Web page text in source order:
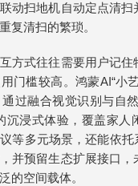
动扫地机自动定点清扫
复清扫的繁琐。
方式往往需要用户记住
门槛较高。鸿蒙AI“小
过融合视觉识别与自
沉浸式体验，覆盖家人
等多元场景，还能依
并预留生态扩展接口，
的空间载体。